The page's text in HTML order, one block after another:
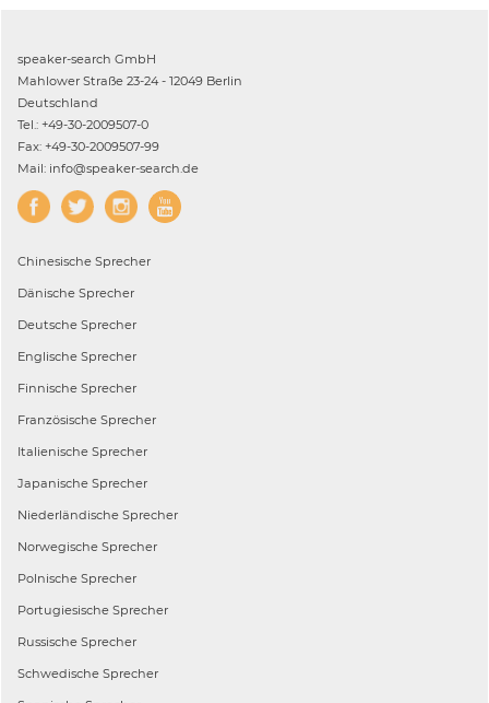
speaker-search GmbH
Mahlower Straße 23-24 - 12049 Berlin
Deutschland
Tel.: +49-30-2009507-0
Fax: +49-30-2009507-99
Mail: info@speaker-search.de
Chinesische Sprecher
Dänische Sprecher
Deutsche Sprecher
Englische Sprecher
Finnische Sprecher
Französische Sprecher
Italienische Sprecher
Japanische Sprecher
Niederländische Sprecher
Norwegische Sprecher
Polnische Sprecher
Portugiesische Sprecher
Russische Sprecher
Schwedische Sprecher